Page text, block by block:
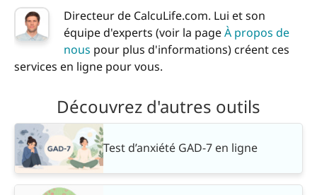
Directeur de CalcuLife.com. Lui et son
équipe d'experts (voir la pageÀ propos de
nous pour plus d'informations) créent ces
services en ligne pour vous.
Découvrez d'autres outils
Test d’anxiété GAD-7 en ligne